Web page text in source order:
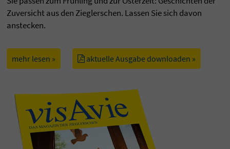
Zuversicht aus den Zieglerschen. Lassen Sie sich davon
anstecken.
mehr lesen » aktuelle Ausgabe downloaden »